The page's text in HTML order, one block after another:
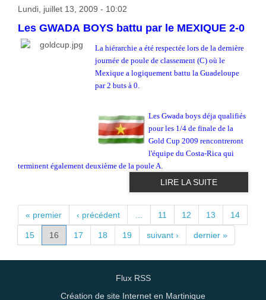
Lundi, juillet 13, 2009 - 10:02
Les GWADA BOYS battu par le MEXIQUE 2-0
La hiérarchie a été respectée lors de la dernière
journée de poule de classement (C) où le
Mexique a logiquement battu la Guadeloupe
par 2 buts à 0.
Les Gwada boys déja qualifiés
pour les 1/4 de finale de la
Gold Cup 2009 rencontreront
l'équipe du Costa-Rica qui
terminent également deuxième de la poule A
LIRE LA SUITE
PAGES
« premier ‹ précédent 11 12 13 14
15 16 17 18 19 suivant › dernier »
Flux RSS
Création de site Internet en Martinique